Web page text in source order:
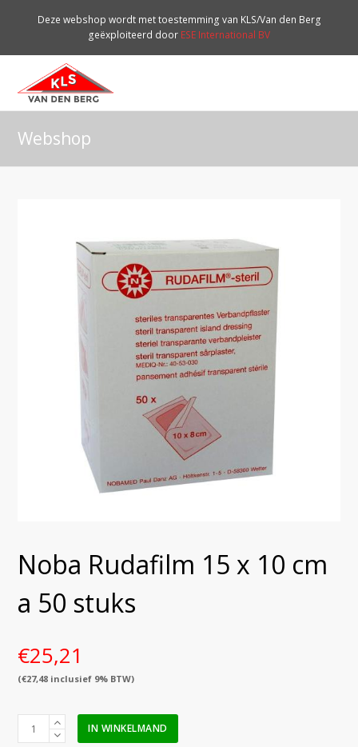
Deze webshop wordt met toestemming van KLS/Van den Berg
geëxploiteerd door ESE International BV
Webshop
Noba Rudafilm 15 x 10 cm
a 50 stuks
€25,21
(€27,48 inclusief 9% BTW)
Rudafilm
IN WINKELMAND